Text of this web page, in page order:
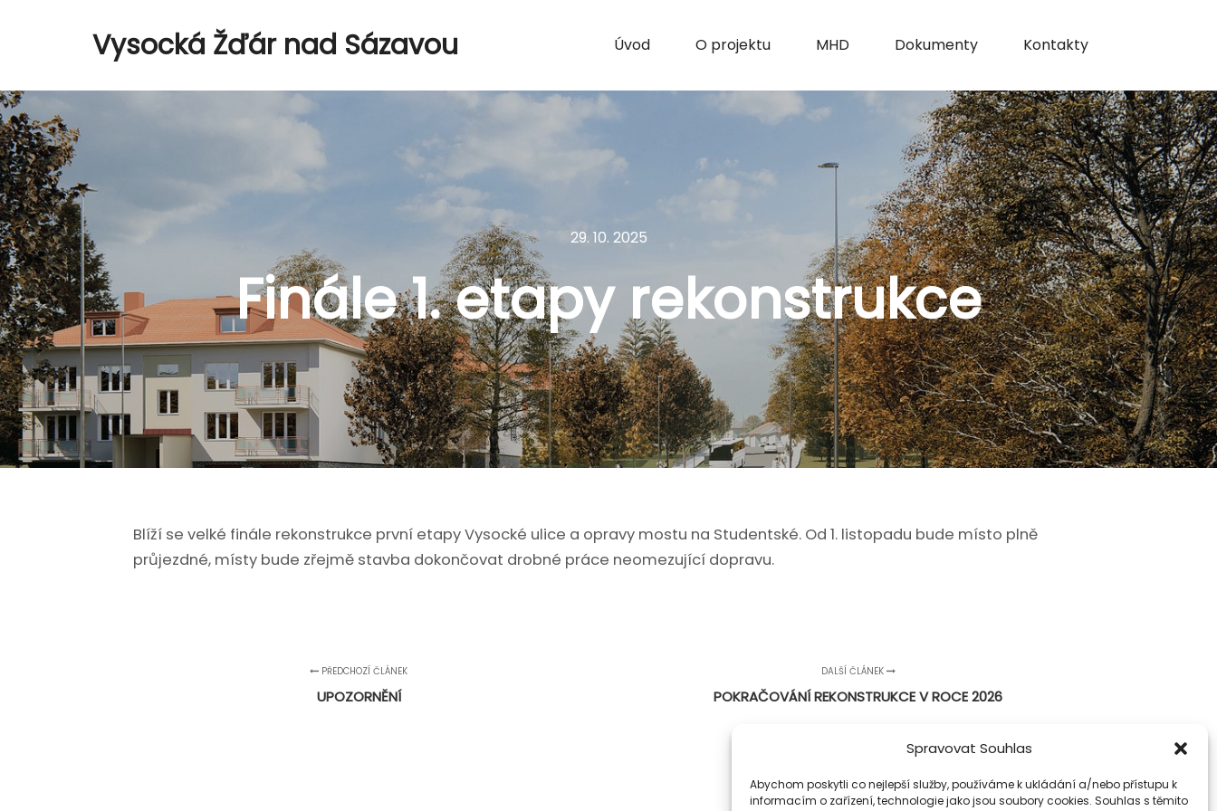
Spravovat Souhlas
Abychom poskytli co nejlepší služby, používáme k ukládání a/nebo přístupu k
informacím o zařízení, technologie jako jsou soubory cookies. Souhlas s těmito
Vysocká Žďár nad Sázavou Úvod O projektu MHD Dokumenty Kontakty
29. 10. 2025
Finále 1. etapy rekonstrukce
Blíží se velké finále rekonstrukce první etapy Vysocké ulice a opravy mostu na Studentské. Od 1. listopadu bude místo plně
průjezdné, místy bude zřejmě stavba dokončovat drobné práce neomezující dopravu.
PŘEDCHOZÍ ČLÁNEK
UPOZORNĚNÍ
DALŠÍ ČLÁNEK
POKRAČOVÁNÍ REKONSTRUKCE V ROCE 2026